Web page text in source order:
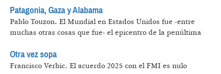
Patagonia, Gaza y Alabama
Pablo Touzon. El Mundial en Estados Unidos fue -entre
muchas otras cosas que fue- el epicentro de la penúltima
Otra vez sopa
Francisco Verbic. El acuerdo 2025 con el FMI es nulo